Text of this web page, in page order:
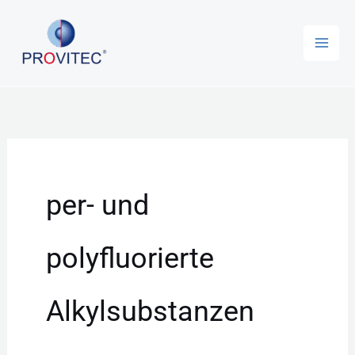
springen
per- und
polyfluorierte
Alkylsubstanzen